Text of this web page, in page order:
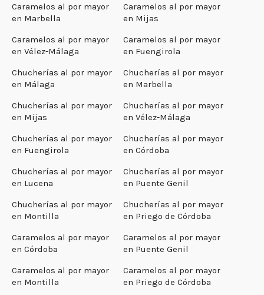
Caramelos al por mayor
en Marbella
Caramelos al por mayor
en Mijas
Caramelos al por mayor
en Vélez-Málaga
Caramelos al por mayor
en Fuengirola
Chucherías al por mayor
en Málaga
Chucherías al por mayor
en Marbella
Chucherías al por mayor
en Mijas
Chucherías al por mayor
en Vélez-Málaga
Chucherías al por mayor
en Fuengirola
Chucherías al por mayor
en Córdoba
Chucherías al por mayor
en Lucena
Chucherías al por mayor
en Puente Genil
Chucherías al por mayor
en Montilla
Chucherías al por mayor
en Priego de Córdoba
Caramelos al por mayor
en Córdoba
Caramelos al por mayor
en Puente Genil
Caramelos al por mayor
en Montilla
Caramelos al por mayor
en Priego de Córdoba